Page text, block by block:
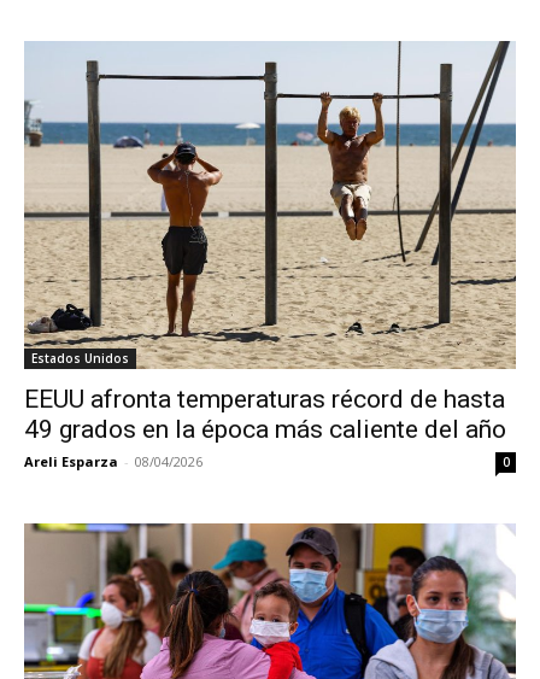
Estados Unidos
EEUU afronta temperaturas récord de hasta
49 grados en la época más caliente del año
Areli Esparza - 08/04/2026 0